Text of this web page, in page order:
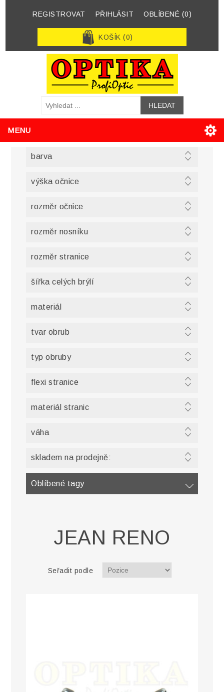
REGISTROVAT PŘIHLÁSIT OBLÍBENÉ (0)
KOŠÍK (0)
MENU
barva
výška očnice
rozměr očnice
rozměr nosníku
rozměr stranice
šířka celých brýlí
materiál
tvar obrub
typ obruby
flexi stranice
materiál stranic
váha
skladem na prodejně:
Oblíbené tagy
JEAN RENO
Seřadit podle